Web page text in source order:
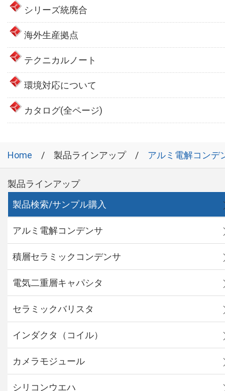
シリーズ統廃合
海外生産拠点
テクニカルノート
環境対応について
カタログ(全ページ)
Home 製品ラインアップ アルミ電解コンデ
製品ラインアップ
製品検索/サンプル購入
アルミ電解コンデンサ
積層セラミックコンデンサ
電気二重層キャパシタ
セラミックバリスタ
インダクタ（コイル）
カメラモジュール
シリコンウエハ